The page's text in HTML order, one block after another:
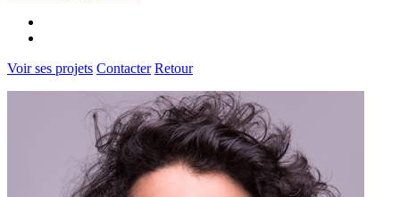
Voir ses projets Contacter Retour